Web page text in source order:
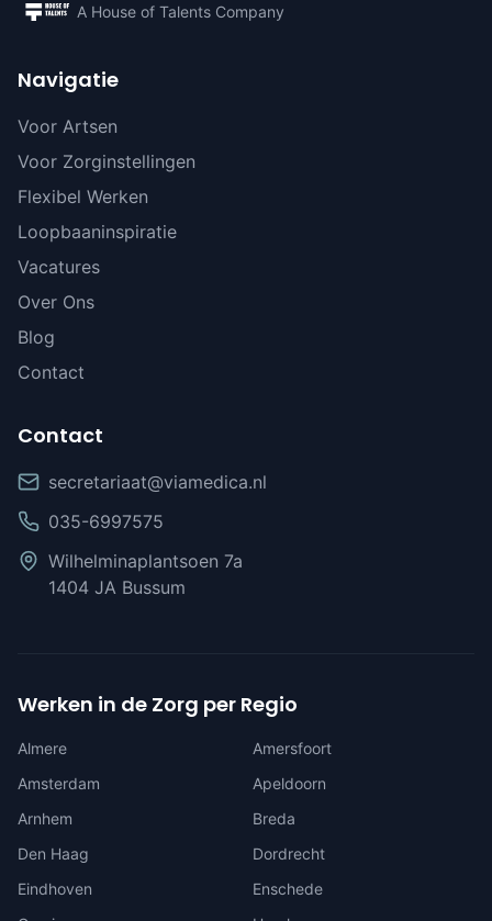
A House of Talents Company
Navigatie
Voor Artsen
Voor Zorginstellingen
Flexibel Werken
Loopbaaninspiratie
Vacatures
Over Ons
Blog
Contact
Contact
secretariaat@viamedica.nl
035-6997575
Wilhelminaplantsoen 7a
1404 JA Bussum
Werken in de Zorg per Regio
Almere
Amersfoort
Amsterdam
Apeldoorn
Arnhem
Breda
Den Haag
Dordrecht
Eindhoven
Enschede